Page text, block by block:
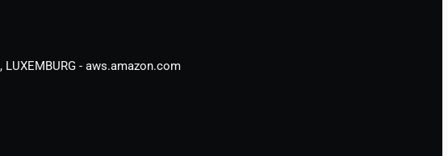
LUXEMBURG - aws.amazon.com